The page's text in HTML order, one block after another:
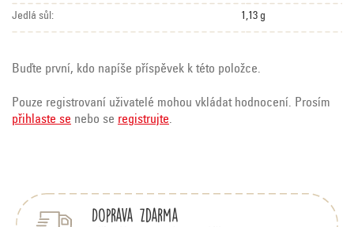
Jedlá sůl: 1,13 g
Buďte první, kdo napíše příspěvek k této položce.
Pouze registrovaní uživatelé mohou vkládat hodnocení. Prosím
přihlaste se nebo se registrujte.
Doprava zdarma